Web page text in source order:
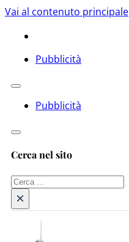
Vai al contenuto principale
Pubblicità
Pubblicità
Cerca nel sito
Cerca
×